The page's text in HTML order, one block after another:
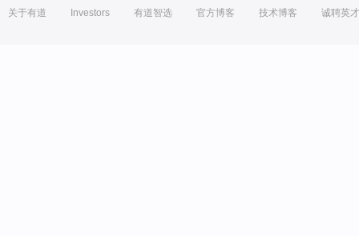
关于有道 Investors 有道智选 官方博客 技术博客 诚聘英才